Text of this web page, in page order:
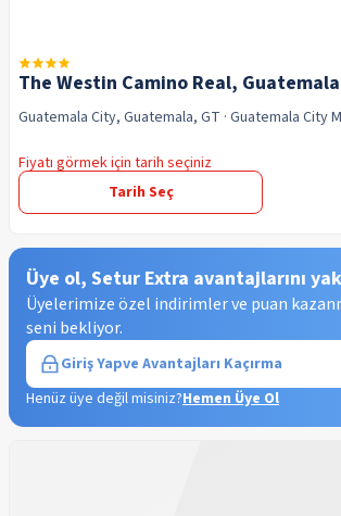
The Westin Camino Real, Guatemala
Guatemala City, Guatemala, GT · Guatemala City
Fiyatı görmek için tarih seçiniz
Tarih Seç
Üye ol, Setur Extra avantajlarını
Üyelerimize özel indirimler ve puan
seni bekliyor.
Giriş Yapve Avantajları Kaçırma
Henüz üye değil misiniz?Hemen Üye Ol